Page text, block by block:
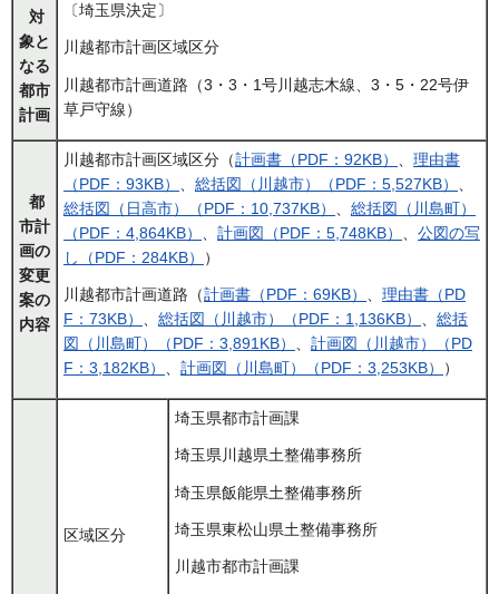
対
象と
なる
都市
計画
〔埼玉県決定〕
川越都市計画区域区分
川越都市計画道路（3・3・1号川越志木線、3・5・22号伊
草戸守線）
都
市計
画の
変更
案の
内容
川越都市計画区域区分（計画書（PDF：92KB） 、 理由書
（PDF：93KB） 、 総括図（川越市）（PDF：5,527KB） 、
総括図（日高市）（PDF：10,737KB） 、 総括図（川島町）
（PDF：4,864KB） 、 計画図（PDF：5,748KB） 、 公図の写
し（PDF：284KB）
）
川越都市計画道路（計画書（PDF：69KB） 、 理由書（PD
F：73KB） 、 総括図（川越市）（PDF：1,136KB） 、 総括
図（川島町）（PDF：3,891KB） 、 計画図（川越市）（PD
F：3,182KB） 、 計画図（川島町）（PDF：3,253KB） ）
区域区分
埼玉県都市計画課
埼玉県川越県土整備事務所
埼玉県飯能県土整備事務所
埼玉県東松山県土整備事務所
川越市都市計画課